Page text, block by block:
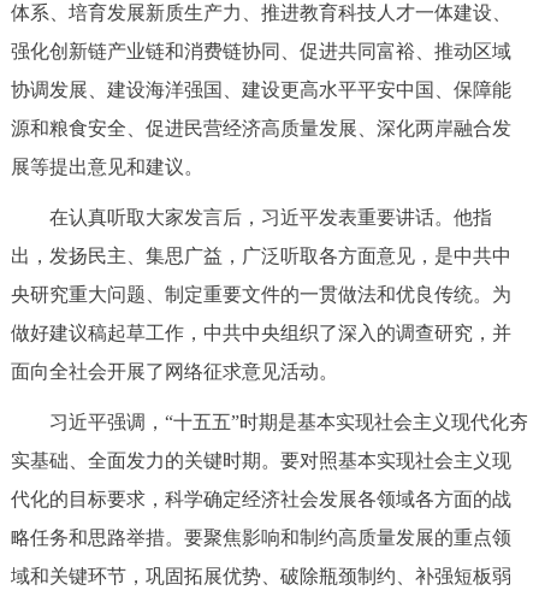
ENGLISH 한국어 日本語
DEUTSCH FRANÇAIS РУССКИЙ ЯЗЫК
ESPAÑOL
ITALIANO
体系、培育发展新质生产力、推进教育科技人才一体建设、
强化创新链产业链和消费链协同、促进共同富裕、推动区域
协调发展、建设海洋强国、建设更高水平平安中国、保障能
源和粮食安全、促进民营经济高质量发展、深化两岸融合发
展等提出意见和建议。
在认真听取大家发言后，习近平发表重要讲话。他指
出，发扬民主、集思广益，广泛听取各方面意见，是中共中
央研究重大问题、制定重要文件的一贯做法和优良传统。为
做好建议稿起草工作，中共中央组织了深入的调查研究，并
面向全社会开展了网络征求意见活动。
习近平强调，“十五五”时期是基本实现社会主义现代化夯
实基础、全面发力的关键时期。要对照基本实现社会主义现
代化的目标要求，科学确定经济社会发展各领域各方面的战
略任务和思路举措。要聚焦影响和制约高质量发展的重点领
域和关键环节，巩固拓展优势、破除瓶颈制约、补强短板弱